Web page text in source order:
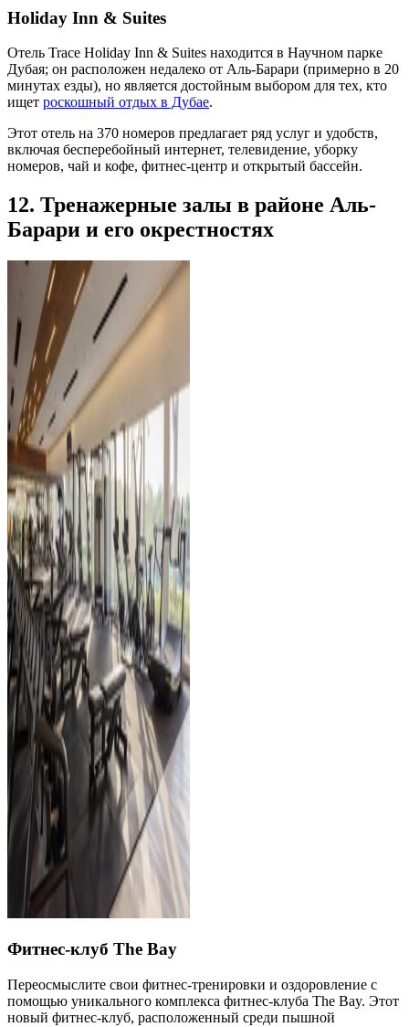
Holiday Inn & Suites
Отель Trace Holiday Inn & Suites находится в Научном парке
Дубая; он расположен недалеко от Аль-Барари (примерно в 20
минутах езды), но является достойным выбором для тех, кто
ищет роскошный отдых в Дубае.
Этот отель на 370 номеров предлагает ряд услуг и удобств,
включая бесперебойный интернет, телевидение, уборку
номеров, чай и кофе, фитнес-центр и открытый бассейн.
12. Тренажерные залы в районе Аль-
Барари и его окрестностях
Фитнес-клуб The Bay
Переосмыслите свои фитнес-тренировки и оздоровление с
помощью уникального комплекса фитнес-клуба The Bay. Этот
новый фитнес-клуб, расположенный среди пышной